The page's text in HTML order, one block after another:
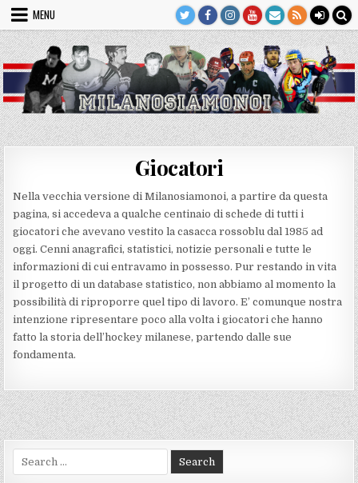
Skip
content
MENU
Giocatori
Nella vecchia versione di Milanosiamonoi, a partire da questa
pagina, si accedeva a qualche centinaio di schede di tutti i
giocatori che avevano vestito la casacca rossoblu dal 1985 ad
oggi. Cenni anagrafici, statistici, notizie personali e tutte le
informazioni di cui entravamo in possesso. Pur restando in vita
il progetto di un database statistico, non abbiamo al momento la
possibilità di riproporre quel tipo di lavoro. E’ comunque nostra
intenzione ripresentare poco alla volta i giocatori che hanno
fatto la storia dell’hockey milanese, partendo dalle sue
fondamenta.
for: